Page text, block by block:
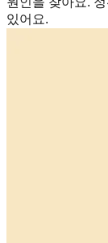
있어요.